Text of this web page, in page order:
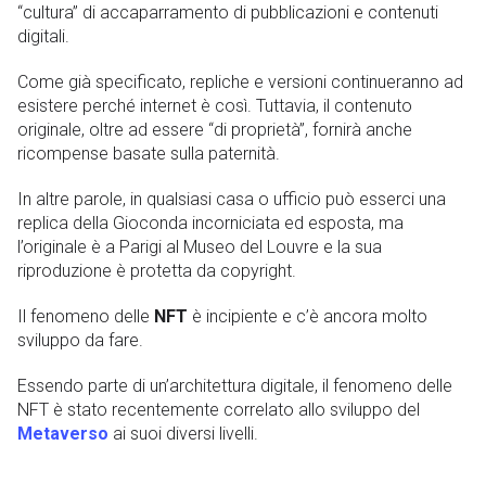
“cultura” di accaparramento di pubblicazioni e contenuti
digitali.
Come già specificato, repliche e versioni continueranno ad
esistere perché internet è così. Tuttavia, il contenuto
originale, oltre ad essere “di proprietà”, fornirà anche
ricompense basate sulla paternità.
In altre parole, in qualsiasi casa o ufficio può esserci una
replica della Gioconda incorniciata ed esposta, ma
l’originale è a Parigi al Museo del Louvre e la sua
riproduzione è protetta da copyright.
Il fenomeno delle NFT è incipiente e c’è ancora molto
sviluppo da fare.
Essendo parte di un’architettura digitale, il fenomeno delle
NFT è stato recentemente correlato allo sviluppo del
Metaverso ai suoi diversi livelli.